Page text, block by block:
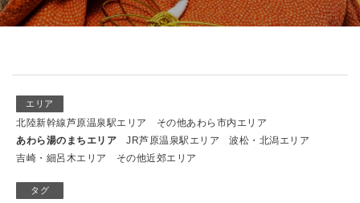
エリア
北陸新幹線芦原温泉駅エリア
その他あわら市内エリア
あわら湯のまちエリア
JR芦原温泉駅エリア
波松・北潟エリア
吉崎・細呂木エリア
その他近郊エリア
タグ